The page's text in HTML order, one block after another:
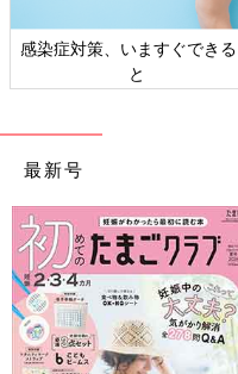
※記事内容でご紹介してい
があります。あらかじめご
ます。
感染症対策、いますぐできる
と
最新号